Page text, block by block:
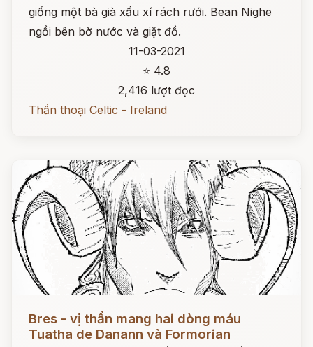
giống một bà già xấu xí rách rưới. Bean Nighe
ngồi bên bờ nước và giặt đồ.
11-03-2021
⭐ 4.8
2,416 lượt đọc
Thần thoại Celtic - Ireland
Bres - vị thần mang hai dòng máu
Tuatha de Danann và Formorian